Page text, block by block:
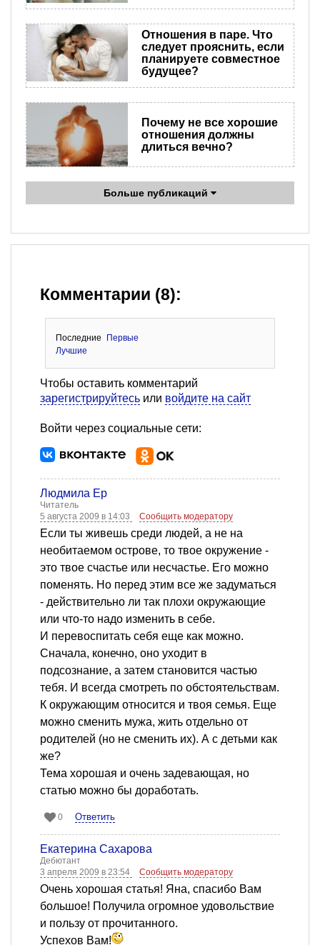
Отношения в паре. Что
следует прояснить, если
планируете совместное
будущее?
Почему не все хорошие
отношения должны
длиться вечно?
Больше публикаций
Комментарии (8):
Последние
Первые
Лучшие
Чтобы оставить комментарий
зарегистрируйтесь или войдите на сайт
Войти через социальные сети:
Людмила Ер
Читатель
5 августа 2009 в 14:03
Сообщить модератору
Если ты живешь среди людей, а не на
необитаемом острове, то твое окружение -
это твое счастье или несчастье. Его можно
поменять. Но перед этим все же задуматься
- действительно ли так плохи окружающие
или что-то надо изменить в себе.
И перевоспитать себя еще как можно.
Сначала, конечно, оно уходит в
подсознание, а затем становится частью
тебя. И всегда смотреть по обстоятельствам.
К окружающим относится и твоя семья. Еще
можно сменить мужа, жить отдельно от
родителей (но не сменить их). А с детьми как
же?
Тема хорошая и очень задевающая, но
статью можно бы доработать.
0 Ответить
Екатерина Сахарова
Дебютант
3 апреля 2009 в 23:54
Сообщить модератору
Очень хорошая статья! Яна, спасибо Вам
большое! Получила огромное удовольствие
и пользу от прочитанного.
Успехов Вам!